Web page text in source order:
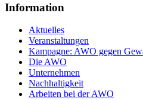
Information
Aktuelles
Veranstaltungen
Kampagne: AWO gegen
Die AWO
Unternehmen
Nachhaltigkeit
Arbeiten bei der AWO